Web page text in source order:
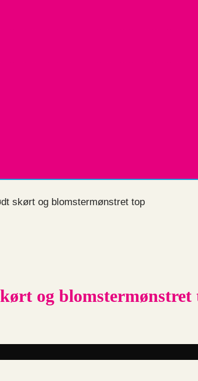
skørt og blomstermønstret top
og blomstermønstret